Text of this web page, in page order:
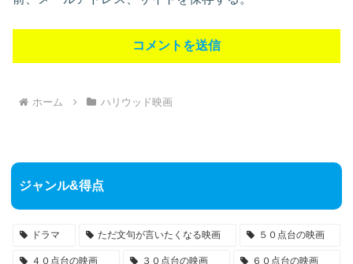
ホーム ハリウッド映画
ジャンル&得点
ドラマ ただ文句が言いたくなる映画 ５０点台の映画
４０点台の映画 ３０点台の映画 ６０点台の映画